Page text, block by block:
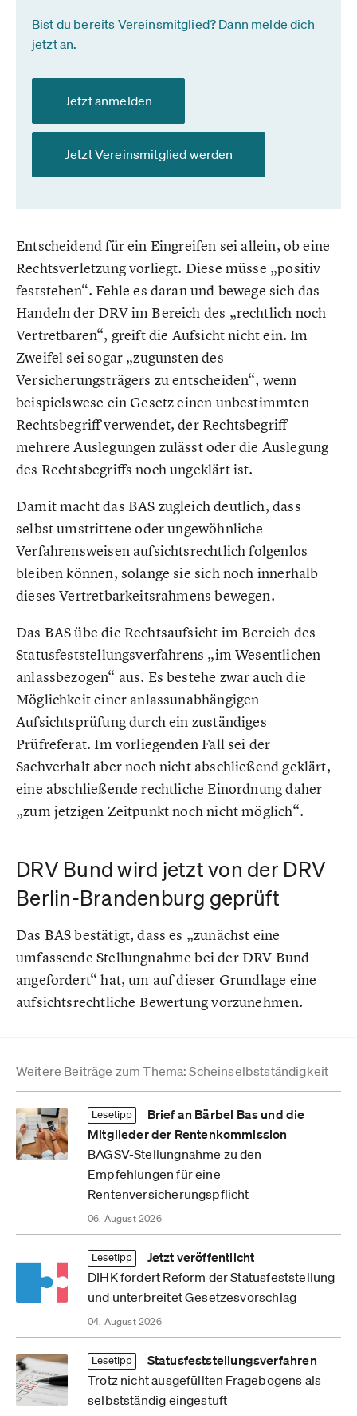
Bist du bereits Vereinsmitglied? Dann melde dich
jetzt an.
Jetzt anmelden
Jetzt Vereinsmitglied werden
Entscheidend für ein Eingreifen sei allein, ob eine
Rechtsverletzung vorliegt. Diese müsse „positiv
feststehen“. Fehle es daran und bewege sich das
Handeln der DRV im Bereich des „rechtlich noch
Vertretbaren“, greift die Aufsicht nicht ein. Im
Zweifel sei sogar „zugunsten des
Versicherungsträgers zu entscheiden“, wenn
beispielswese ein Gesetz einen unbestimmten
Rechtsbegriff verwendet, der Rechtsbegriff
mehrere Auslegungen zulässt oder die Auslegung
des Rechtsbegriffs noch ungeklärt ist.
Damit macht das BAS zugleich deutlich, dass
selbst umstrittene oder ungewöhnliche
Verfahrensweisen aufsichtsrechtlich folgenlos
bleiben können, solange sie sich noch innerhalb
dieses Vertretbarkeitsrahmens bewegen.
Das BAS übe die Rechtsaufsicht im Bereich des
Statusfeststellungsverfahrens „im Wesentlichen
anlassbezogen“ aus. Es bestehe zwar auch die
Möglichkeit einer anlassunabhängigen
Aufsichtsprüfung durch ein zuständiges
Prüfreferat. Im vorliegenden Fall sei der
Sachverhalt aber noch nicht abschließend geklärt,
eine abschließende rechtliche Einordnung daher
„zum jetzigen Zeitpunkt noch nicht möglich“.
DRV Bund wird jetzt von der DRV
Berlin-Brandenburg geprüft
Das BAS bestätigt, dass es „zunächst eine
umfassende Stellungnahme bei der DRV Bund
angefordert“ hat, um auf dieser Grundlage eine
aufsichtsrechtliche Bewertung vorzunehmen.
Weitere Beiträge zum Thema: Scheinselbstständigkeit
Lesetipp
Brief an Bärbel Bas und die
Mitglieder der Rentenkommission
BAGSV-Stellungnahme zu den
Empfehlungen für eine
Rentenversicherungspflicht
06. August 2026
Lesetipp
Jetzt veröffentlicht
DIHK fordert Reform der Statusfeststellung
und unterbreitet Gesetzesvorschlag
04. August 2026
Lesetipp
Statusfeststellungsverfahren
Trotz nicht ausgefüllten Fragebogens als
selbstständig eingestuft